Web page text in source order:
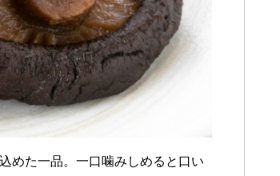
めた一品。一口噛みしめると口い